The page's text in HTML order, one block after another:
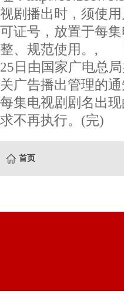
视剧播出时，须使
可证号，放置于每
整、规范使用。,
25日由国家广电总
关广告播出管理的
每集电视剧剧名出
求不再执行。(完)
首页